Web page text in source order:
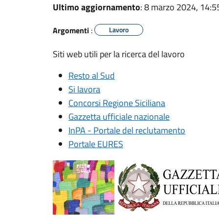
Ultimo aggiornamento: 8 marzo 2024,
Argomenti : Lavoro
Siti web utili per la ricerca del lavoro
Resto al Sud
Si lavora
Concorsi Regione Siciliana
Gazzetta ufficiale nazionale
InPA - Portale del reclutamento
Portale EURES